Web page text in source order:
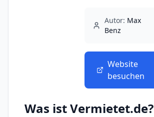
Autor: Max
Benz
Website
besuchen
Was istVermietet.de?